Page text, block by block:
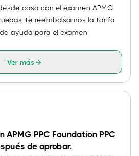
casa con el examen APMG
te reembolsamos la tarifa
ayuda para el examen
Ver más
APMG PPC Foundation PPC
de aprobar.